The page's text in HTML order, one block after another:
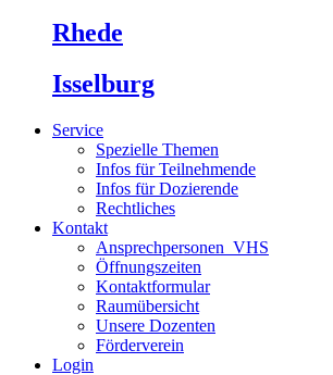
Rhede
Isselburg
Service
Spezielle Themen
Infos für Teilnehmende
Infos für Dozierende
Rechtliches
Kontakt
Ansprechpersonen_VHS
Öffnungszeiten
Kontaktformular
Raumübersicht
Unsere Dozenten
Förderverein
Login